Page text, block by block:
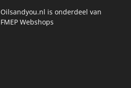
Oilsandyou.nl is onderdeel van
FMEP Webshops